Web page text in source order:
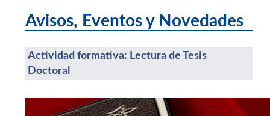
Avisos, Eventos y Novedades
Actividad formativa: Lectura de Tesis
Doctoral